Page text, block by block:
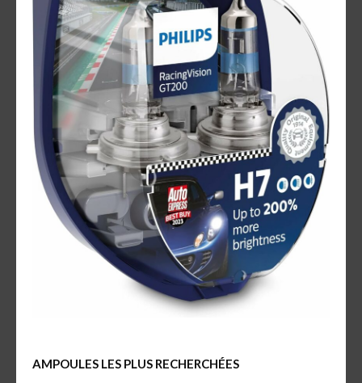
AMPOULES LES PLUS RECHERCHÉES